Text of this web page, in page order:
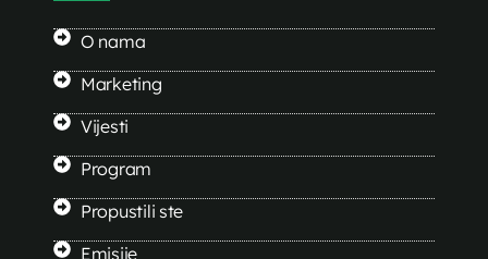
O nama
Marketing
Vijesti
Program
Propustili ste
Emisije